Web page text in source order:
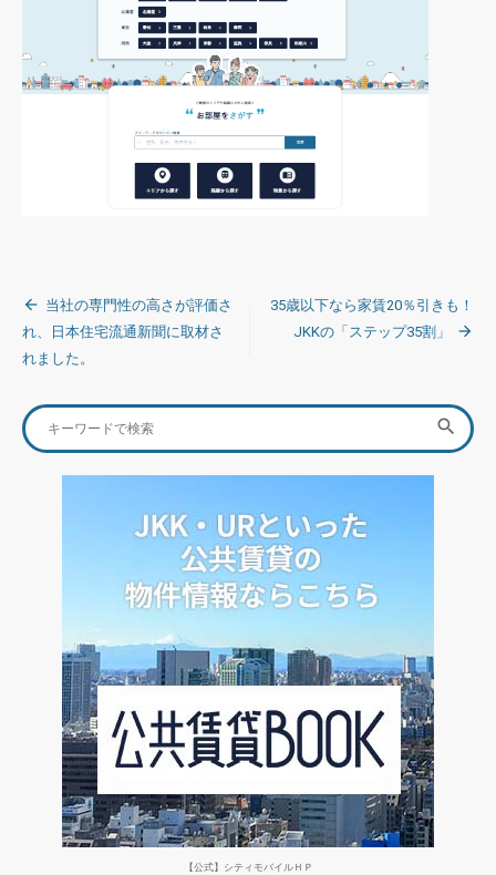
投
稿
ナ
ビ
ゲ
当社の専門性の高さが評価さ
れ、日本住宅流通新聞に取材さ
れました。
35歳以下なら家賃20％引きも！
JKKの「ステップ35割」
Search
for:

【公式】シティモバイルＨＰ